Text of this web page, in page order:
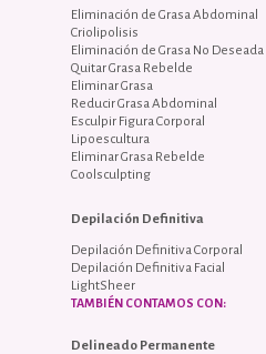
Eliminación de Grasa Abdominal
Criolipolisis
Eliminación de Grasa No Deseada
Quitar Grasa Rebelde
Eliminar Grasa
Reducir Grasa Abdominal
Esculpir Figura Corporal
Lipoescultura
Eliminar Grasa Rebelde
Coolsculpting
Depilación Definitiva
Depilación Definitiva Corporal
Depilación Definitiva Facial
LightSheer
TAMBIÉN CONTAMOS CON:
Delineado Permanente